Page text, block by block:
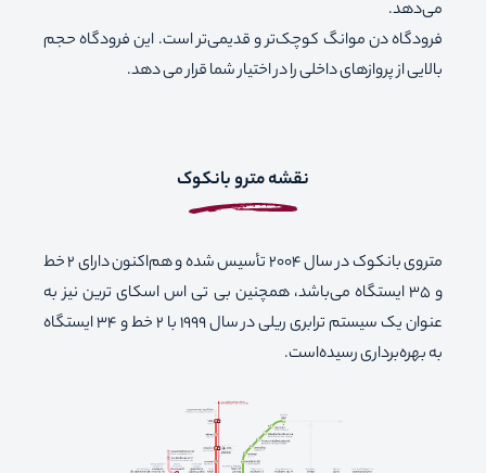
می‌دهد.
فرودگاه دن موانگ کوچک‌تر و قدیمی‌تر است. این فرودگاه حجم
بالایی از پروازهای داخلی را در اختیار شما قرار می دهد.
نقشه مترو بانکوک
متروی بانکوک در سال 2004 تأسیس شده و هم‌اکنون دارای 2 خط
و 35 ایستگاه می‌باشد، همچنین بی تی اس اسکای ترین نیز به
عنوان یک سیستم ترابری ریلی در سال 1999 با 2 خط و 34 ایستگاه
به بهره‌برداری رسیده‌است.